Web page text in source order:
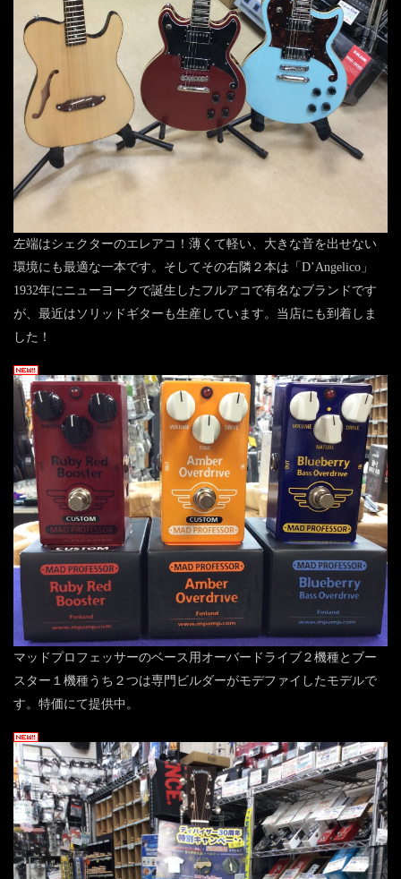
左端はシェクターのエレアコ！薄くて軽い、大きな音を出せない
環境にも最適な一本です。そしてその右隣２本は「D’Angelico」
1932年にニューヨークで誕生したフルアコで有名なブランドです
が、最近はソリッドギターも生産しています。当店にも到着しま
した！
マッドプロフェッサーのベース用オーバードライブ２機種とブー
スター１機種うち２つは専門ビルダーがモデファイしたモデルで
す。特価にて提供中。